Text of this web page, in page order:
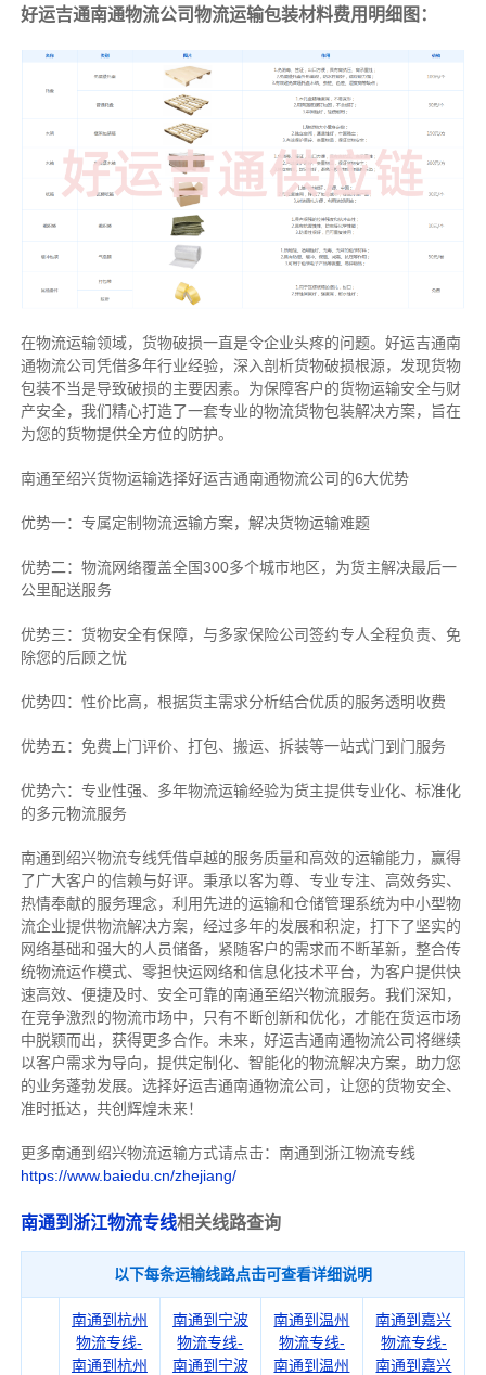
好运吉通南通物流公司物流运输包装材料费用明细图：
在物流运输领域，货物破损一直是令企业头疼的问题。好运吉通南
通物流公司凭借多年行业经验，深入剖析货物破损根源，发现货物
包装不当是导致破损的主要因素。为保障客户的货物运输安全与财
产安全，我们精心打造了一套专业的物流货物包装解决方案，旨在
为您的货物提供全方位的防护。
南通至绍兴货物运输选择好运吉通南通物流公司的6大优势
优势一：专属定制物流运输方案，解决货物运输难题
优势二：物流网络覆盖全国300多个城市地区，为货主解决最后一
公里配送服务
优势三：货物安全有保障，与多家保险公司签约专人全程负责、免
除您的后顾之忧
优势四：性价比高，根据货主需求分析结合优质的服务透明收费
优势五：免费上门评价、打包、搬运、拆装等一站式门到门服务
优势六：专业性强、多年物流运输经验为货主提供专业化、标准化
的多元物流服务
南通到绍兴物流专线凭借卓越的服务质量和高效的运输能力，赢得
了广大客户的信赖与好评。 秉承以客为尊、专业专注、高效务实、
热情奉献的服务理念，利用先进的运输和仓储管理系统为中小型物
流企业提供物流解决方案，经过多年的发展和积淀，打下了坚实的
网络基础和强大的人员储备，紧随客户的需求而不断革新，整合传
统物流运作模式、零担快运网络和信息化技术平台，为客户提供快
速高效、便捷及时、安全可靠的南通至绍兴物流服务。 我们深知，
在竞争激烈的物流市场中，只有不断创新和优化，才能在货运市场
中脱颖而出，获得更多合作。 未来，好运吉通南通物流公司将继续
以客户需求为导向，提供定制化、智能化的物流解决方案，助力您
的业务蓬勃发展。选择好运吉通南通物流公司，让您的货物安全、
准时抵达，共创辉煌未来！
更多南通到绍兴物流运输方式请点击：南通到浙江物流专线
https://www.baiedu.cn/zhejiang/
南通到浙江物流专线相关线路查询
以下每条运输线路点击可查看详细说明
南通到杭州
物流专线-
南通到杭州
南通到宁波
物流专线-
南通到宁波
南通到温州
物流专线-
南通到温州
南通到嘉兴
物流专线-
南通到嘉兴